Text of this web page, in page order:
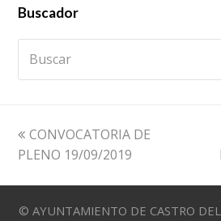
Buscador
previous
post:
CONVOCATORIA DE
PLENO 19/09/2019
© AYUNTAMIENTO DE CASTRO